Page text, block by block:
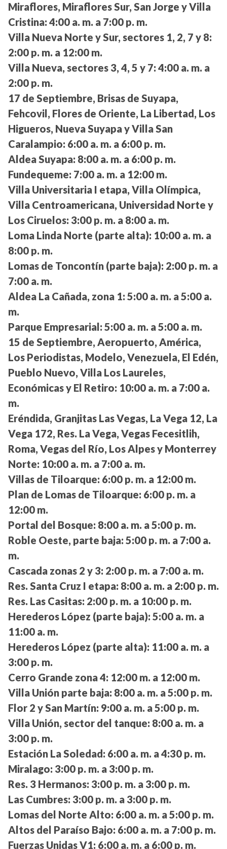
Miraflores, Miraflores Sur, San Jorge y Villa
Cristina: 4:00 a. m. a 7:00 p. m.
Villa Nueva Norte y Sur, sectores 1, 2, 7 y 8:
2:00 p. m. a 12:00 m.
Villa Nueva, sectores 3, 4, 5 y 7: 4:00 a. m. a
2:00 p. m.
17 de Septiembre, Brisas de Suyapa,
Fehcovil, Flores de Oriente, La Libertad, Los
Higueros, Nueva Suyapa y Villa San
Caralampio: 6:00 a. m. a 6:00 p. m.
Aldea Suyapa: 8:00 a. m. a 6:00 p. m.
Fundequeme: 7:00 a. m. a 12:00 m.
Villa Universitaria I etapa, Villa Olímpica,
Villa Centroamericana, Universidad Norte y
Los Ciruelos: 3:00 p. m. a 8:00 a. m.
Loma Linda Norte (parte alta): 10:00 a. m. a
8:00 p. m.
Lomas de Toncontín (parte baja): 2:00 p. m. a
7:00 a. m.
Aldea La Cañada, zona 1: 5:00 a. m. a 5:00 a.
m.
Parque Empresarial: 5:00 a. m. a 5:00 a. m.
15 de Septiembre, Aeropuerto, América,
Los Periodistas, Modelo, Venezuela, El Edén,
Pueblo Nuevo, Villa Los Laureles,
Económicas y El Retiro: 10:00 a. m. a 7:00 a.
m.
Eréndida, Granjitas Las Vegas, La Vega 12, La
Vega 172, Res. La Vega, Vegas Fecesitlih,
Roma, Vegas del Río, Los Alpes y Monterrey
Norte: 10:00 a. m. a 7:00 a. m.
Villas de Tiloarque: 6:00 p. m. a 12:00 m.
Plan de Lomas de Tiloarque: 6:00 p. m. a
12:00 m.
Portal del Bosque: 8:00 a. m. a 5:00 p. m.
Roble Oeste, parte baja: 5:00 p. m. a 7:00 a.
m.
Cascada zonas 2 y 3: 2:00 p. m. a 7:00 a. m.
Res. Santa Cruz I etapa: 8:00 a. m. a 2:00 p. m.
Res. Las Casitas: 2:00 p. m. a 10:00 p. m.
Herederos López (parte baja): 5:00 a. m. a
11:00 a. m.
Herederos López (parte alta): 11:00 a. m. a
3:00 p. m.
Cerro Grande zona 4: 12:00 m. a 12:00 m.
Villa Unión parte baja: 8:00 a. m. a 5:00 p. m.
Flor 2 y San Martín: 9:00 a. m. a 5:00 p. m.
Villa Unión, sector del tanque: 8:00 a. m. a
3:00 p. m.
Estación La Soledad: 6:00 a. m. a 4:30 p. m.
Miralago: 3:00 p. m. a 3:00 p. m.
Res. 3 Hermanos: 3:00 p. m. a 3:00 p. m.
Las Cumbres: 3:00 p. m. a 3:00 p. m.
Lomas del Norte Alto: 6:00 a. m. a 5:00 p. m.
Altos del Paraíso Bajo: 6:00 a. m. a 7:00 p. m.
Fuerzas Unidas V1: 6:00 a. m. a 6:00 p. m.